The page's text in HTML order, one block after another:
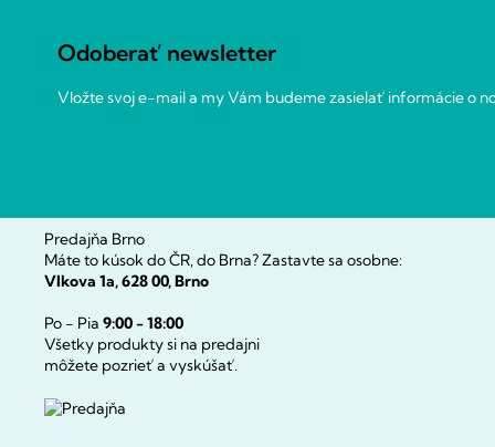
Odoberať newsletter
Vložte svoj e-mail a my Vám budeme zasielať informácie o
Predajňa Brno
Máte to kúsok do ČR, do Brna? Zastavte sa osobne:
Vlkova 1a, 628 00, Brno
Po - Pia 9:00 - 18:00
Všetky produkty si na predajni
môžete pozrieť a vyskúšať.